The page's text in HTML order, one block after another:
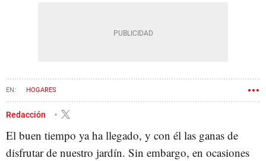
HOGARES
Redacción
El buen tiempo ya ha llegado, y con él las ganas de
disfrutar de nuestro jardín. Sin embargo, en ocasiones